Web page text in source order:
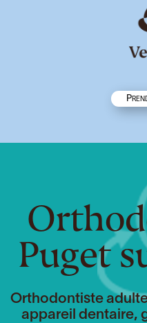
Puget
Orthodontiste
appareil dentaire,